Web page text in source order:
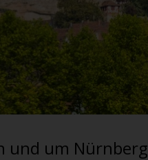
und um Nürnberg